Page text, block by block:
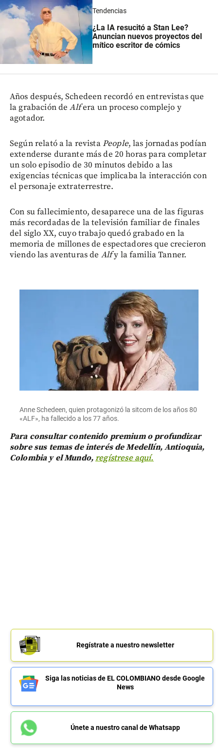
Tendencias
¿La IA resucitó a Stan Lee?
Anuncian nuevos proyectos del
mítico escritor de cómics
Años después, Schedeen recordó en entrevistas que
la grabación deAlfera un proceso complejo y
agotador.
Según relató a la revistaPeople, las jornadas podían
extenderse durante más de 20 horas para completar
un solo episodio de 30 minutos debido a las
exigencias técnicas que implicaba la interacción con
el personaje extraterrestre.
Con su fallecimiento, desaparece una de las figuras
más recordadas de la televisión familiar de finales
del siglo XX, cuyo trabajo quedó grabado en la
memoria de millones de espectadores que crecieron
viendo las aventuras de Alfy la familia Tanner.
Anne Schedeen, quien protagonizó la sitcom de los años 80
«ALF», ha fallecido a los 77 años.
Para consultar contenido premium o profundizar
sobre sus temas de interés de Medellín, Antioquia,
Colombia y el Mundo,regístrese aquí.
Regístrate a nuestro newsletter
Siga las noticias de EL COLOMBIANO desde Google
News
Únete a nuestro canal de Whatsapp